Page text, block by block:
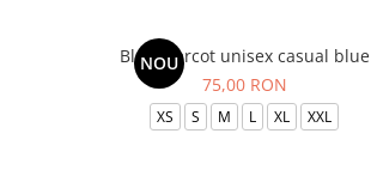
NOU
Bluza tercot unisex casual blue
75,00 RON
XS S M L XL XXL